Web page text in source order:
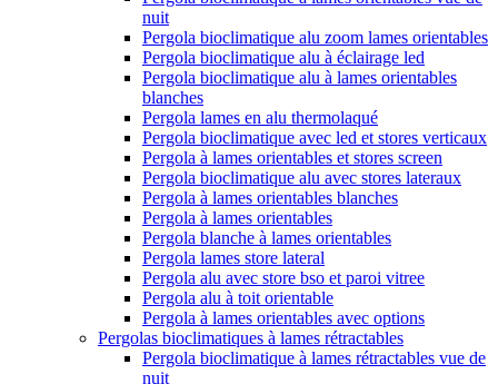
nuit
Pergola bioclimatique alu zoom lames orientables
Pergola bioclimatique alu à éclairage led
Pergola bioclimatique alu à lames orientables
blanches
Pergola lames en alu thermolaqué
Pergola bioclimatique avec led et stores verticaux
Pergola à lames orientables et stores screen
Pergola bioclimatique alu avec stores lateraux
Pergola à lames orientables blanches
Pergola à lames orientables
Pergola blanche à lames orientables
Pergola lames store lateral
Pergola alu avec store bso et paroi vitree
Pergola alu à toit orientable
Pergola à lames orientables avec options
Pergolas bioclimatiques à lames rétractables
Pergola bioclimatique à lames rétractables vue de
nuit